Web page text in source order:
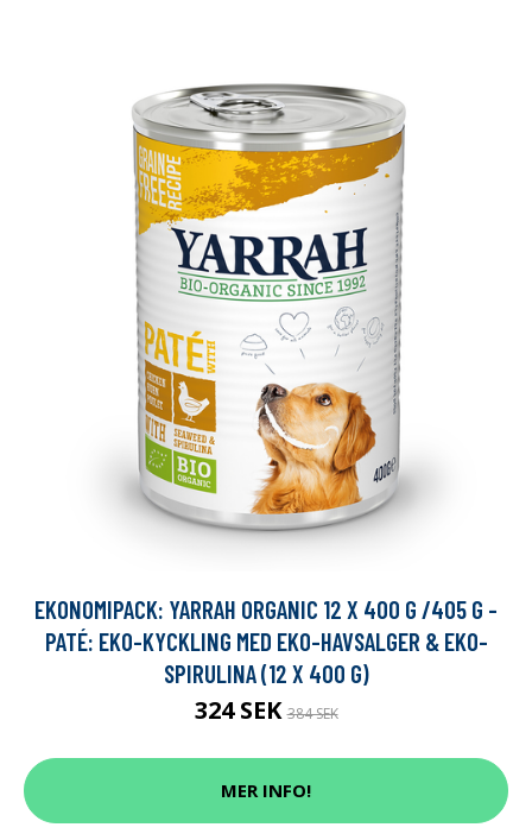
EKONOMIPACK: YARRAH ORGANIC 12 X 400 G /405 G -
PATÉ: EKO-KYCKLING MED EKO-HAVSALGER & EKO-
SPIRULINA (12 X 400 G)
324 SEK384 SEK
MER INFO!